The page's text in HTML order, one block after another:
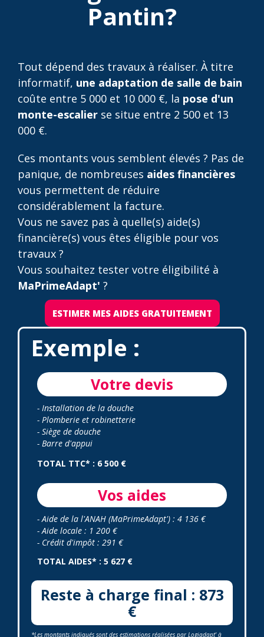
Pantin?
Tout dépend des travaux à réaliser. À titre
informatif, une adaptation de salle de bain
coûte entre 5 000 et 10 000 €, la pose d'un
monte-escalier se situe entre 2 500 et 13
000 €.
Ces montants vous semblent élevés ? Pas de
panique, de nombreuses aides financières
vous permettent de réduire
considérablement la facture.
Vous ne savez pas à quelle(s) aide(s)
financière(s) vous êtes éligible pour vos
travaux ?
Vous souhaitez tester votre éligibilité à
MaPrimeAdapt' ?
ESTIMER MES AIDES GRATUITEMENT
Exemple :
Votre devis
- Installation de la douche
- Plomberie et robinetterie
- Siège de douche
- Barre d'appui
TOTAL TTC* : 6 500 €
Vos aides
- Aide de la l'ANAH (MaPrimeAdapt') : 4 136 €
- Aide locale : 1 200 €
- Crédit d'impôt : 291 €
TOTAL AIDES* : 5 627 €
Reste à charge final : 873
€
*Les montants indiqués sont des estimations réalisées par Logiadapt' à